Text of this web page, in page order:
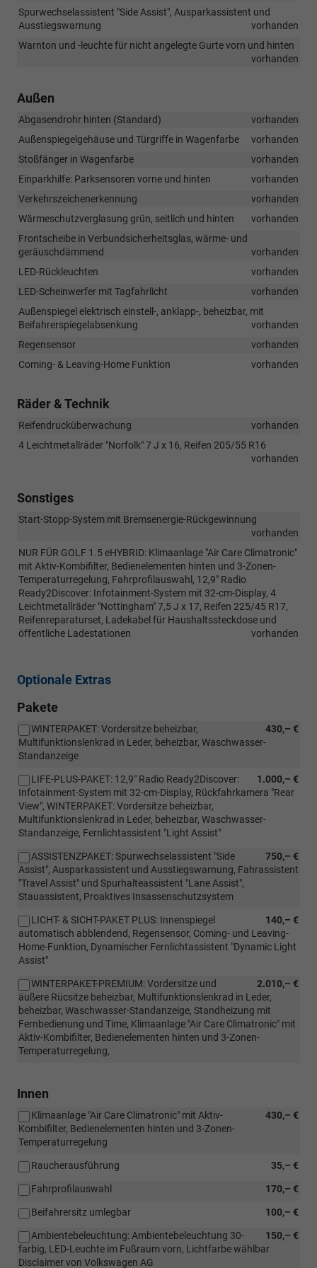
Spurwechselassistent "Side Assist", Ausparkassistent und
Ausstiegswarnung
vorhanden
Warnton und -leuchte für nicht angelegte Gurte vorn und hinten
vorhanden
Außen
Abgasendrohr hinten (Standard)
vorhanden
Außenspiegelgehäuse und Türgriffe in Wagenfarbe
vorhanden
Stoßfänger in Wagenfarbe
vorhanden
Einparkhilfe: Parksensoren vorne und hinten
vorhanden
Verkehrszeichenerkennung
vorhanden
Wärmeschutzverglasung grün, seitlich und hinten
vorhanden
Frontscheibe in Verbundsicherheitsglas, wärme- und
geräuschdämmend
vorhanden
LED-Rückleuchten
vorhanden
LED-Scheinwerfer mit Tagfahrlicht
vorhanden
Außenspiegel elektrisch einstell-, anklapp-, beheizbar, mit
Beifahrerspiegelabsenkung
vorhanden
Regensensor
vorhanden
Coming- & Leaving-Home Funktion
vorhanden
Räder & Technik
Reifendrucküberwachung
vorhanden
4 Leichtmetallräder "Norfolk" 7 J x 16, Reifen 205/55 R16
vorhanden
Sonstiges
Start-Stopp-System mit Bremsenergie-Rückgewinnung
vorhanden
NUR FÜR GOLF 1.5 eHYBRID: Klimaanlage "Air Care Climatronic"
mit Aktiv-Kombifilter, Bedienelementen hinten und 3-Zonen-
Temperaturregelung, Fahrprofilauswahl, 12,9" Radio
Ready2Discover: Infotainment-System mit 32-cm-Display, 4
Leichtmetallräder "Nottingham" 7,5 J x 17, Reifen 225/45 R17,
Reifenreparaturset, Ladekabel für Haushaltssteckdose und
öffentliche Ladestationen
vorhanden
Optionale Extras
Pakete
430,– €
WINTERPAKET: Vordersitze beheizbar,
Multifunktionslenkrad in Leder, beheizbar, Waschwasser-
Standanzeige
1.000,– €
LIFE-PLUS-PAKET: 12,9" Radio Ready2Discover:
Infotainment-System mit 32-cm-Display, Rückfahrkamera "Rear
View", WINTERPAKET: Vordersitze beheizbar,
Multifunktionslenkrad in Leder, beheizbar, Waschwasser-
Standanzeige, Fernlichtassistent "Light Assist"
750,– €
ASSISTENZPAKET: Spurwechselassistent "Side
Assist", Ausparkassistent und Ausstiegswarnung, Fahrassistent
"Travel Assist" und Spurhalteassistent "Lane Assist",
Stauassistent, Proaktives Insassenschutzsystem
140,– €
LICHT- & SICHT-PAKET PLUS: Innenspiegel
automatisch abblendend, Regensensor, Coming- und Leaving-
Home-Funktion, Dynamischer Fernlichtassistent "Dynamic Light
Assist"
2.010,– €
WINTERPAKET-PREMIUM: Vordersitze und
äußere Rücsitze beheizbar, Multifunktionslenkrad in Leder,
beheizbar, Waschwasser-Standanzeige, Standheizung mit
Fernbedienung und Time, Klimaanlage "Air Care Climatronic" mit
Aktiv-Kombifilter, Bedienelementen hinten und 3-Zonen-
Temperaturregelung,
Innen
430,– €
Klimaanlage "Air Care Climatronic" mit Aktiv-
Kombifilter, Bedienelementen hinten und 3-Zonen-
Temperaturregelung
35,– €
Raucherausführung
170,– €
Fahrprofilauswahl
100,– €
Beifahrersitz umlegbar
150,– €
Ambientebeleuchtung: Ambientebeleuchtung 30-
farbig, LED-Leuchte im Fußraum vorn, Lichtfarbe wählbar
Disclaimer von Volkswagen AG